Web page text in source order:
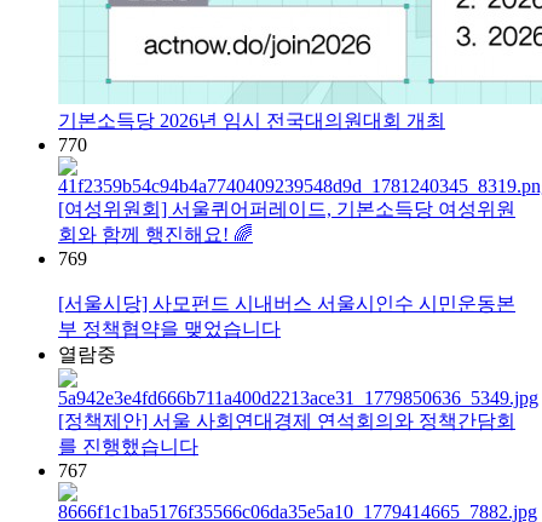
기본소득당 2026년 임시 전국대의원대회 개최
770
[여성위원회] 서울퀴어퍼레이드, 기본소득당 여성위원
회와 함께 행진해요! 🌈
769
[서울시당] 사모펀드 시내버스 서울시인수 시민운동본
부 정책협약을 맺었습니다
열람중
[정책제안] 서울 사회연대경제 연석회의와 정책간담회
를 진행했습니다
767